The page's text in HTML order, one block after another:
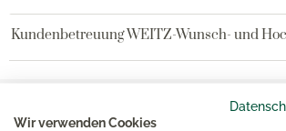
Wir verwenden Cookies
Kundenbetreuung WEITZ-Wunsch- und